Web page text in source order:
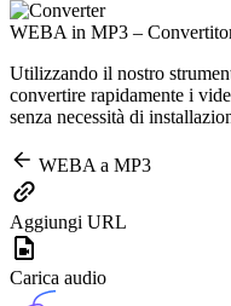
WEBA in MP3 –
Utilizzando il nostro
convertire rapidamente i
senza necessità di
WEBA a MP3
Aggiungi URL
Carica audio